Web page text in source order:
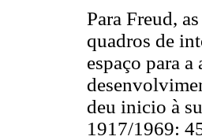
Para Freud,
quadros de
espaço para
deu inicio à
1917/1969: